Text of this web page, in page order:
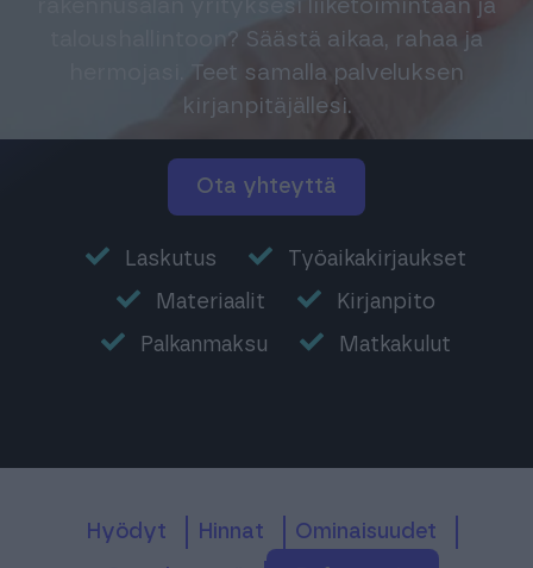
rakennusalan yrityksesi liiketoimintaan ja
taloushallintoon? Säästä aikaa, rahaa ja
hermojasi. Teet samalla palveluksen
kirjanpitäjällesi.
ota yhteyttä
Laskutus
Työaikakirjaukset
Materiaalit
Kirjanpito
Palkanmaksu
Matkakulut
Hyödyt Hinnat ominaisuudet